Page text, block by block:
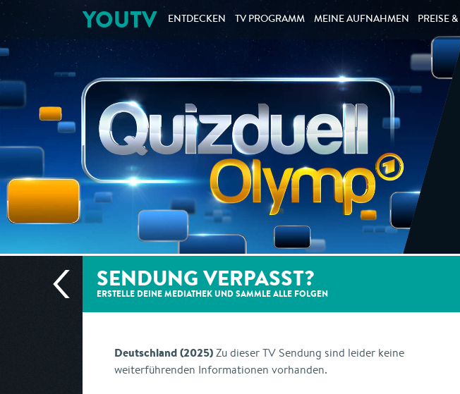
YOUTV ENTDECKEN TV PROGRAMM MEINE AUFNAHMEN PREISE &
SENDUNG VERPASST?
ERSTELLE DEINE MEDIATHEK UND SAMMLE ALLE FOLGEN
Deutschland (2025)Zu dieser TV Sendung sind leider keine
weiterführenden Informationen vorhanden.